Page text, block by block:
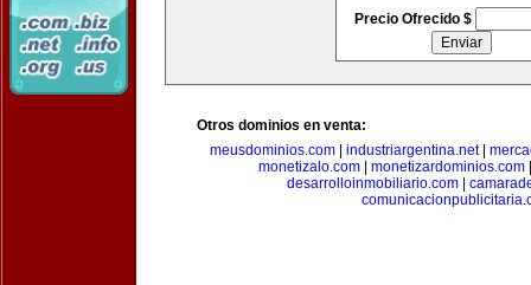
Precio Ofrecido $
Otros dominios en venta:
meusdominios.com| industriargentina.net|
monetizalo.com| monetizardominios.com
desarrolloinmobiliario.com